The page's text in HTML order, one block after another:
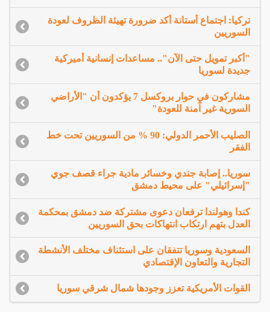
تركيا: اجتماع أستانة أكد ضرورة تهيئة الظروف لعودة
السوريين
"أكبر تمويل حتى الآن".. مساعدات إنسانية أميركية
جديدة لسوريا
مشاركون في حوار بروكسل 7 يؤكدون أن "الأراضي
السورية غير آمنة للعودة"
الصليب الأحمر الدولي: 90 % من السوريين تحت خط
الفقر
سوريا.. إصابة جندي وخسائر مادية جراء قصف جوي
"إسرائيلي" على محيط دمشق
كندا وهولندا ترفعان دعوى مشتركة ضد دمشق بمحكمة
العدل بتهم ارتكاب انتهاكات بحق السوريين
السعودية وسوريا تتفقان على استئناف مختلف الأنشطة
التجارية والتعاون الإقتصادي
القوات الأمريكية تعزز وجودها شمال شرقي سوريا